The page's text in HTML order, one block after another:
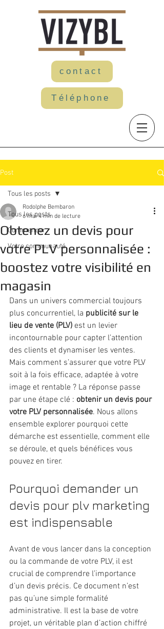
contact
Téléphone
Post
Tous les posts
Commencer
Votre communauté
Tous les posts
Obtenez un devis pour
votre PLV personnalisée :
boostez votre visibilité en
magasin
Rodolphe Bembaron
6 mai 4 min de lecture
Dans un univers commercial toujours
plus concurrentiel, la publicité sur le
lieu de vente (PLV) est un levier
incontournable pour capter l’attention
des clients et dynamiser les ventes.
Mais comment s’assurer que votre PLV
soit à la fois efficace, adaptée à votre
image et rentable ? La réponse passe
par une étape clé : obtenir un devis pour
votre PLV personnalisée. Nous allons
ensemble explorer pourquoi cette
démarche est essentielle, comment elle
se déroule, et quels bénéfices vous
pouvez en tirer.
Pourquoi demander un
devis pour plv marketing
est indispensable
Avant de vous lancer dans la conception
ou la commande de votre PLV, il est
crucial de comprendre l’importance
d’un devis précis. Ce document n’est
pas qu’une simple formalité
administrative. Il est la base de votre
projet, un véritable plan d’action chiffré